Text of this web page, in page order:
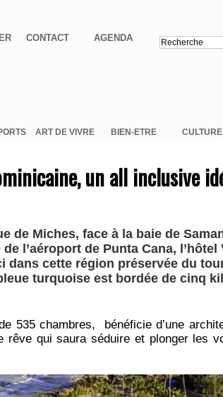
CONTACT AGENDA
ART DE VIVRE BIEN-ETRE CULTURE
un all inclusive
de Miches, face à la baie de
l’aéroport de Punta Cana, l’hôtel
dans cette région préservée du
turquoise est bordée de cinq
535 chambres, bénéficie d’une
rêve qui saura séduire et plonger les